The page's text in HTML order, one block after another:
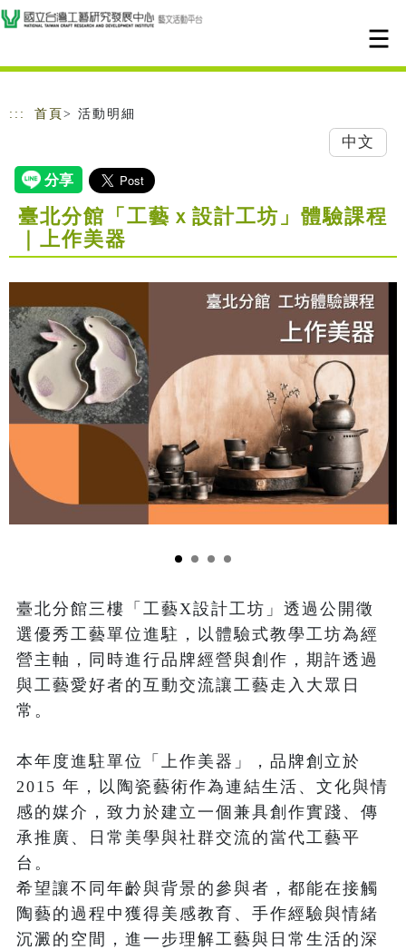
跳到主要內容
網站導覽
::: 首頁 > 活動明細
中文
臺北分館「工藝ｘ設計工坊」體驗課程
｜上作美器
臺北分館三樓「工藝X設計工坊」透過公開徵
選優秀工藝單位進駐，以體驗式教學工坊為經
營主軸，同時進行品牌經營與創作，期許透過
與工藝愛好者的互動交流讓工藝走入大眾日
常。
本年度進駐單位「上作美器」，品牌創立於
2015 年，以陶瓷藝術作為連結生活、文化與情
感的媒介，致力於建立一個兼具創作實踐、傳
承推廣、日常美學與社群交流的當代工藝平
台。
希望讓不同年齡與背景的參與者，都能在接觸
陶藝的過程中獲得美感教育、手作經驗與情緒
沉澱的空間，進一步理解工藝與日常生活的深